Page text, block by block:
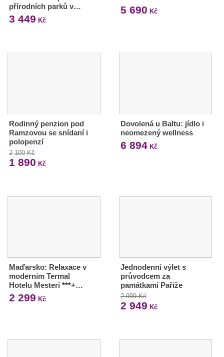
přírodních parků v…
3 449 Kč
5 690 Kč
Rodinný penzion pod
Ramzovou se snídaní i
polopenzí
2 100 Kč
1 890 Kč
Dovolená u Baltu: jídlo i
neomezený wellness
6 894Kč
Maďarsko: Relaxace v
moderním Termal
Hotelu Mesteri ***+…
2 299 Kč
Jednodenní výlet s
průvodcem za
památkami Paříže
2 999 Kč
2 949 Kč